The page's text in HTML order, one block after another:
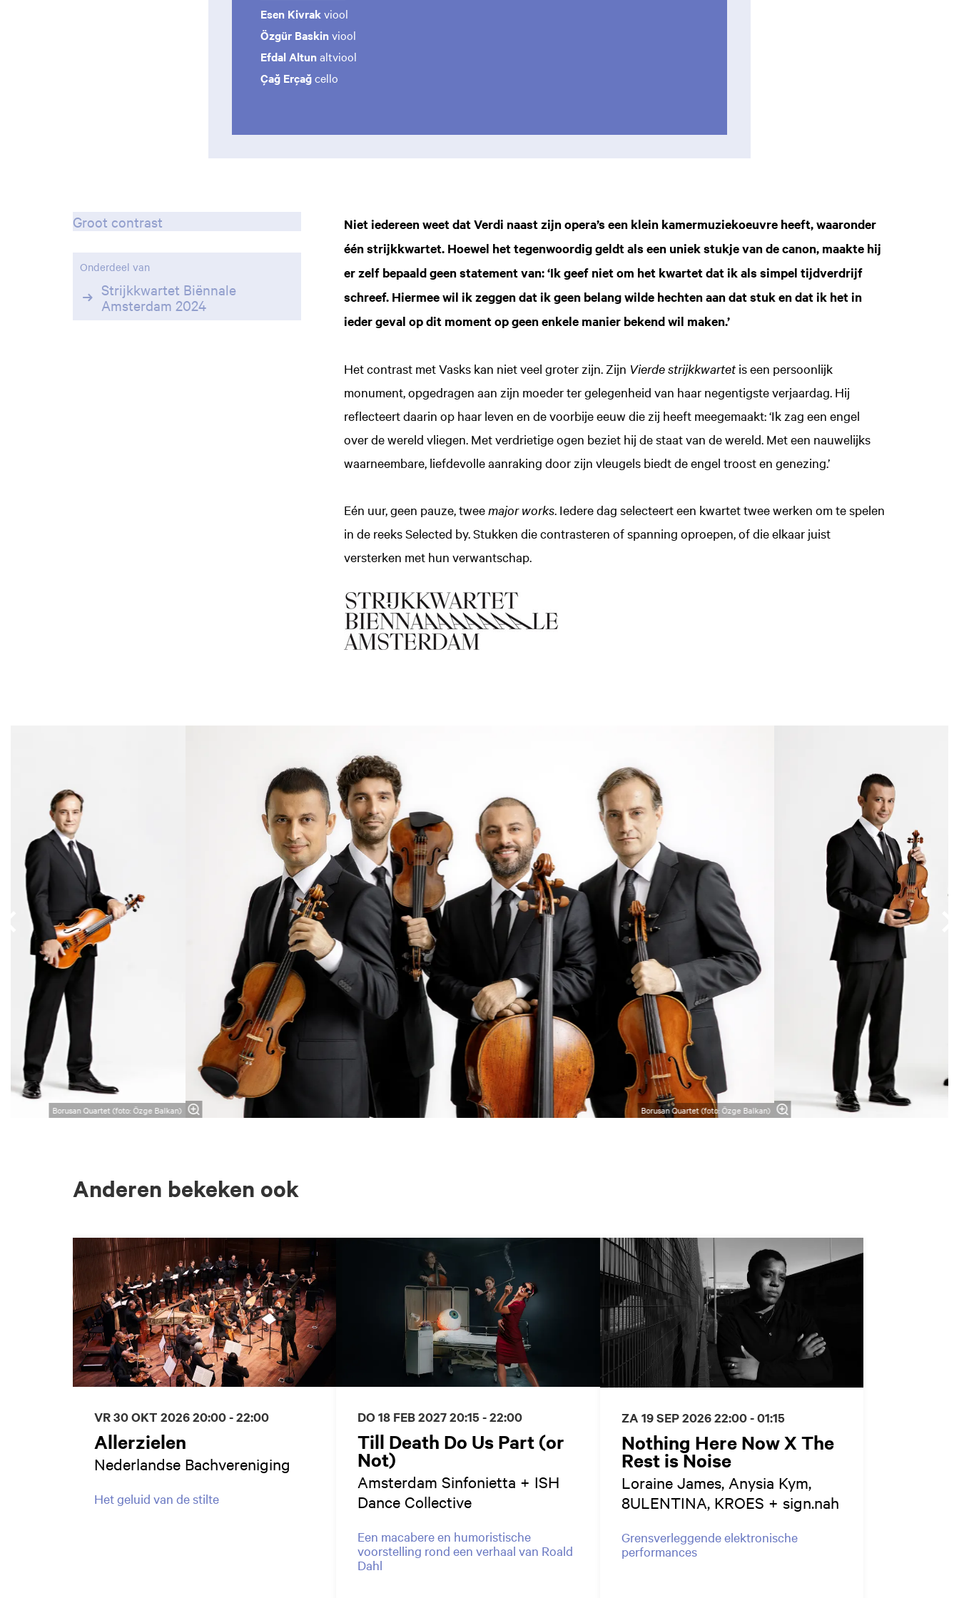
Esen Kivrakviool
Özgür Baskinviool
Efdal Altunaltviool
Çağ Erçağcello
Niet iedereen weet dat Verdi naast zijn opera’s een klein kamermuziekoeuvre heeft, waaronder
één strijkkwartet. Hoewel het tegenwoordig geldt als een uniek stukje van de canon, maakte hij
er zelf bepaald geen statement van: ‘Ik geef niet om het kwartet dat ik als simpel tijdverdrijf
schreef. Hiermee wil ik zeggen dat ik geen belang wilde hechten aan dat stuk en dat ik het in
ieder geval op dit moment op geen enkele manier bekend wil maken.’
Het contrast met Vasks kan niet veel groter zijn. Zijn Vierde strijkkwartetis een persoonlijk
monument, opgedragen aan zijn moeder ter gelegenheid van haar negentigste verjaardag. Hij
reflecteert daarin op haar leven en de voorbije eeuw die zij heeft meegemaakt: ‘Ik zag een engel
over de wereld vliegen. Met verdrietige ogen beziet hij de staat van de wereld. Met een nauwelijks
waarneembare, liefdevolle aanraking door zijn vleugels biedt de engel troost en genezing.’
Eén uur, geen pauze, tweemajor works. Iedere dag selecteert een kwartet twee werken om te spelen
in de reeks Selected by. Stukken die contrasteren of spanning oproepen, of die elkaar juist
versterken met hun verwantschap.
Groot contrast
Onderdeel van
Strijkkwartet Biënnale
Amsterdam 2024
Borusan Quartet (foto: Özge Balkan) Borusan Quartet (foto: Özge Balkan)
Inzoomen
Anderen bekeken ook
Allerzielen
Nederlandse Bachvereniging
Het geluid van de stilte
VR 30 OKT 202620:00 - 22:00
Till Death Do Us Part (or
Not)
Amsterdam Sinfonietta + ISH
Dance Collective
Een macabere en humoristische
voorstelling rond een verhaal van Roald
Dahl
DO 18 FEB 202720:15 - 22:00
Nothing Here Now X The
Rest is Noise
Loraine James, Anysia Kym,
8ULENTINA, KROES + sign.nah
Grensverleggende elektronische
performances
ZA 19 SEP 202622:00 - 01:15